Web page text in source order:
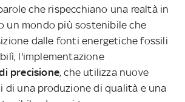
che rispecchiano una realtà in
un mondo più sostenibile che
dalle fonti energetiche fossili
l'implementazione
precisione, che utilizza nuove
di una produzione di qualità e una